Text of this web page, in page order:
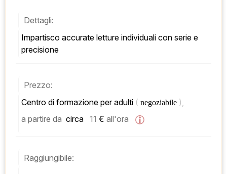
Dettagli:
Impartisco accurate letture individuali con serie e
precisione
Prezzo:
Centro di formazione per adulti ( negoziabile ),
a partire da circa 11 € all'ora
Raggiungibile: